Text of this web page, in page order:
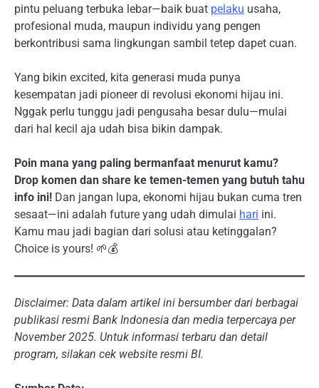
pintu peluang terbuka lebar—baik buat pelaku usaha,
profesional muda, maupun individu yang pengen
berkontribusi sama lingkungan sambil tetep dapet cuan.
Yang bikin excited, kita generasi muda punya
kesempatan jadi pioneer di revolusi ekonomi hijau ini.
Nggak perlu tunggu jadi pengusaha besar dulu—mulai
dari hal kecil aja udah bisa bikin dampak.
Poin mana yang paling bermanfaat menurut kamu?
Drop komen dan share ke temen-temen yang butuh tahu
info ini! Dan jangan lupa, ekonomi hijau bukan cuma tren
sesaat—ini adalah future yang udah dimulai hari ini.
Kamu mau jadi bagian dari solusi atau ketinggalan?
Choice is yours! 🌱💰
Disclaimer: Data dalam artikel ini bersumber dari berbagai
publikasi resmi Bank Indonesia dan media terpercaya per
November 2025. Untuk informasi terbaru dan detail
program, silakan cek website resmi BI.